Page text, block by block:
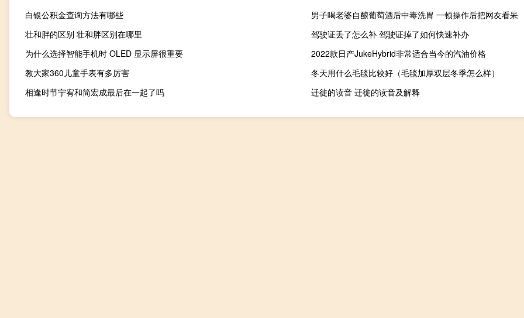
白银公积金查询方法有哪些
男子喝老婆自酿葡萄酒后中毒洗胃 一顿操作后把网友看呆
壮和胖的区别 壮和胖区别在哪里
驾驶证丢了怎么补 驾驶证掉了如何快速补办
为什么选择智能手机时 OLED 显示屏很重要
2022款日产JukeHybrid非常适合当今的汽油价格
教大家360儿童手表有多厉害
冬天用什么毛毯比较好（毛毯加厚双层冬季怎么样）
相逢时节宁宥和简宏成最后在一起了吗
迁徙的读音 迁徙的读音及解释